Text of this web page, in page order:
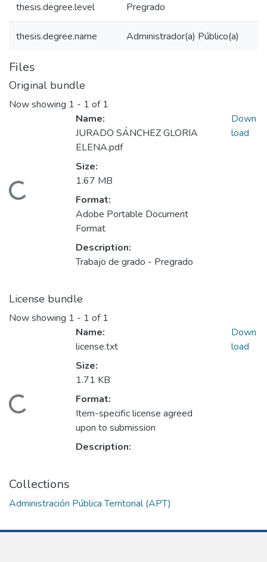
thesis.degree.level Pregrado
thesis.degree.name Administrador(a) Público(a)
Files
Original bundle
Now showing 1 - 1 of 1
Name:
JURADO SÁNCHEZ GLORIA
ELENA.pdf
Size:
1.67 MB
Format:
Adobe Portable Document
Format
Description:
Trabajo de grado - Pregrado
Down
load
License bundle
Now showing 1 - 1 of 1
Name:
license.txt
Size:
1.71 KB
Format:
Item-specific license agreed
upon to submission
Description:
Down
load
Collections
Administración Pública Territorial (APT)